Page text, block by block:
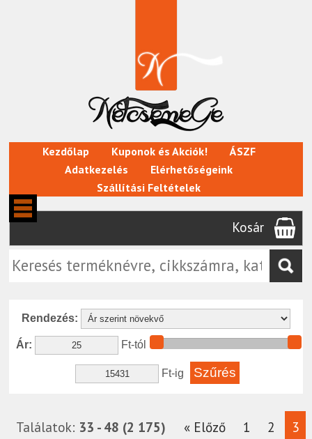
Kezdőlap Kuponok és Akciók!
ÁSZF
Adatkezelés
Elérhetőségeink
Szállítási Feltételek
Kosár
Rendezés:
Ár: Ft-tól
Ft-ig
Találatok: 33 - 48 (2 175) « Előző 1 2
3